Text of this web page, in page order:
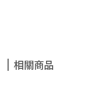
相關商品